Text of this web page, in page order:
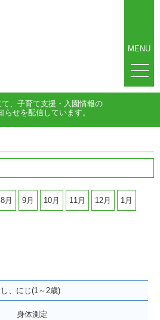
MENU
て、子育て支援・入園情報の
らせを配信しています。
8月 9月 10月 11月 12月 1月
、にじ(1～2歳)
身体測定